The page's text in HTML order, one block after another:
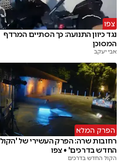
צפו
נגד כיוון התנועה: כך הסתיים המרדף
המסוכן
אבי יעקב
הפרק המלא
רחובות שרה: הפרק העשירי של 'הקול
החדש בדרכים' • צפו
הקול החדש בדרכים